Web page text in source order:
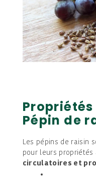
Pépin de
Les pépins de raisin
pour leurs propriétés
circulatoires et